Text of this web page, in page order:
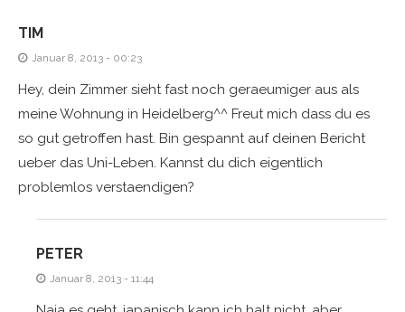
TIM
Januar 8, 2013 - 00:23
Hey, dein Zimmer sieht fast noch geraeumiger aus als
meine Wohnung in Heidelberg^^ Freut mich dass du es
so gut getroffen hast. Bin gespannt auf deinen Bericht
ueber das Uni-Leben. Kannst du dich eigentlich
problemlos verstaendigen?
PETER
Januar 8, 2013 - 11:44